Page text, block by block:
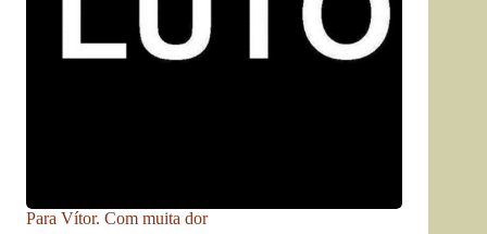
Para Vítor. Com muita dor